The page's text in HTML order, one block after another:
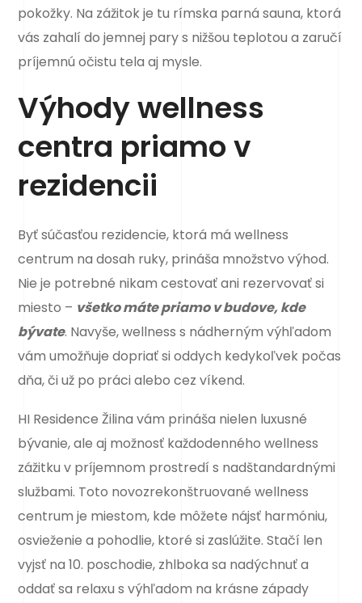
pokožky. Na zážitok je tu rímska parná sauna, ktorá
vás zahalí do jemnej pary s nižšou teplotou a zaručí
príjemnú očistu tela aj mysle.
Výhody wellness
centra priamo v
rezidencii
Byť súčasťou rezidencie, ktorá má wellness
centrum na dosah ruky, prináša množstvo výhod.
Nie je potrebné nikam cestovať ani rezervovať si
miesto – všetko máte priamo v budove, kde
bývate. Navyše, wellness s nádherným výhľadom
vám umožňuje dopriať si oddych kedykoľvek počas
dňa, či už po práci alebo cez víkend.
HI Residence Žilina vám prináša nielen luxusné
bývanie, ale aj možnosť každodenného wellness
zážitku v príjemnom prostredí s nadštandardnými
službami. Toto novozrekonštruované wellness
centrum je miestom, kde môžete nájsť harmóniu,
osvieženie a pohodlie, ktoré si zaslúžite. Stačí len
vyjsť na 10. poschodie, zhlboka sa nadýchnuť a
oddať sa relaxu s výhľadom na krásne západy